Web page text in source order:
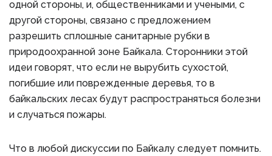
одной стороны, и, общественниками и учеными, с
другой стороны, связано с предложением
разрешить сплошные санитарные рубки в
природоохранной зоне Байкала. Сторонники этой
идеи говорят, что если не вырубить сухостой,
погибшие или поврежденные деревья, то в
байкальских лесах будут распространяться болезни
и случаться пожары.
Что в любой дискуссии по Байкалу следует помнить.